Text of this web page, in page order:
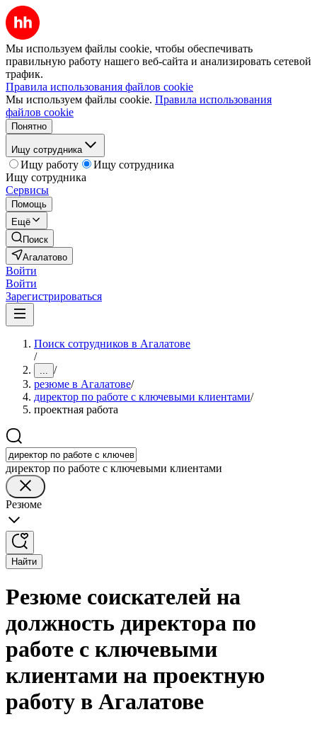
Мы используем файлы cookie, чтобы обеспечивать
правильную работу нашего веб-сайта и анализировать сетевой
трафик.
Правила использования файлов cookie
Мы используем файлы cookie. Правила использования
файлов cookie
Понятно
Ищу сотрудника
Ищу работу
Ищу сотрудника
Ищу сотрудника
Сервисы
Помощь
Ещё
Поиск
Агалатово
Войти
Войти
Зарегистрироваться
Поиск сотрудников в Агалатове
/
... /
резюме в Агалатове/
директор по работе с ключевыми клиентами/
проектная работа
директор по работе с ключевыми клиентами
Резюме
Найти
Резюме соискателей на
должность директора по
работе с ключевыми
клиентами на проектную
работу в Агалатове